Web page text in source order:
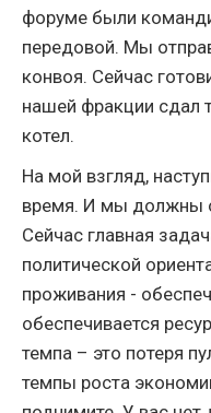
форуме были
передовой. Мы
конвоя. Сейчас
нашей фракции сдал
котел.
На мой взгляд,
время. И мы должны
Сейчас главная
политической
проживания -
обеспечивается
темпа – это потеря
темпы роста